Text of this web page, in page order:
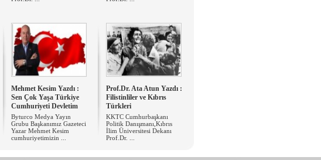
Mehmet Kesim Yazdı :
Sen Çok Yaşa Türkiye
Cumhuriyeti Devletim
Byturco Medya Yayın
Grubu Başkanımız Gazeteci
Yazar Mehmet Kesim
cumhuriyetimizin ...
Prof.Dr. Ata Atun Yazdı :
Filistinliler ve Kıbrıs
Türkleri
KKTC Cumhurbaşkanı
Politik Danışmanı,Kıbrıs
İlim Üniversitesi Dekanı
Prof.Dr. ...